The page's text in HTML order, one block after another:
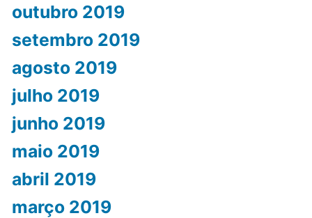
outubro 2019
setembro 2019
agosto 2019
julho 2019
junho 2019
maio 2019
abril 2019
março 2019